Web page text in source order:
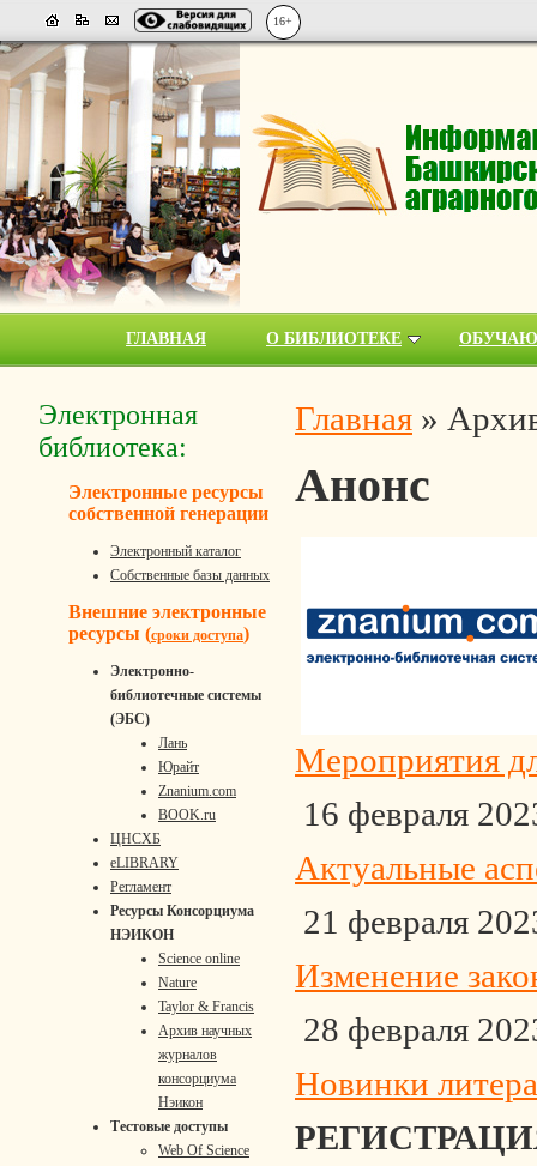
16+
ГЛАВНАЯ О БИБЛИОТЕКЕ
Электронная
библиотека:
Электронные ресурсы
собственной генерации
Электронный каталог
Собственные базы данных
Внешние электронные
ресурсы (сроки доступа)
Электронно-
библиотечные системы
(ЭБС)
Лань
Юрайт
Znanium.com
BOOK.ru
ЦНСХБ
eLIBRARY
Регламент
Ресурсы Консорциума
НЭИКОН
Science online
Nature
Taylor & Francis
Архив научных
журналов
консорциума
Нэикон
Тестовые доступы
Web Of Science
Главная »
Анонс
Мероприятия
16 февраля
Актуальные
21 февраля
Изменение
28 февраля
Новинки